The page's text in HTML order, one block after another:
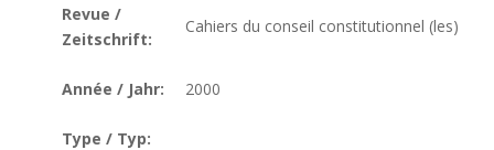
Revue /
Zeitschrift:
Cahiers du conseil constitutionnel (les)
Année / Jahr: 2000
Type / Typ: